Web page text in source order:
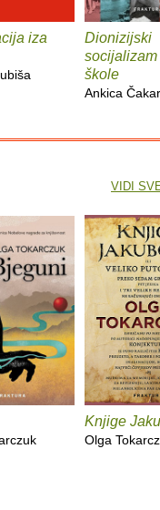
iza
Dionizijski
škole
Ankica
Knjige
Olga
VIDI